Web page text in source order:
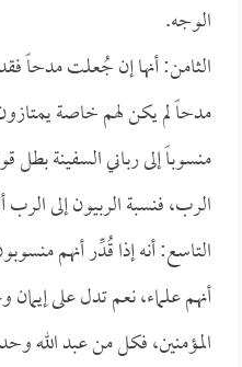
الوجه.
الثامن: أنها إن جُعلت مدحاً
مدحاً لم يكن لهم خاصة
منسوباً إلى رباني السفينة بطل
الرب، فنسبة الربيون إلى الرب
التاسع: أنه إذا قُدِّر أنهم
أنهم علماء، نعم تدل على
المؤمنين، فكل من عبد الله